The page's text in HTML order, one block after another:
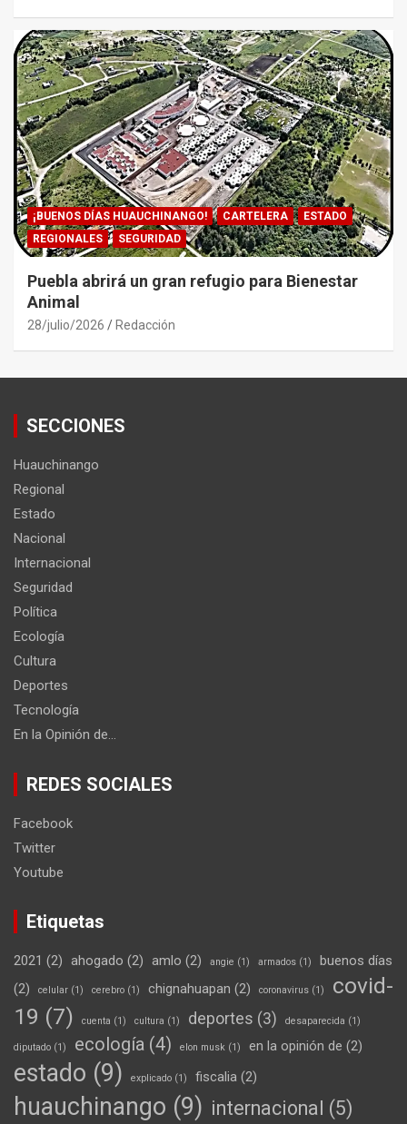
¡BUENOS DÍAS HUAUCHINANGO! CARTELERA
ESTADO
REGIONALES
SEGURIDAD
Puebla abrirá un gran refugio para Bienestar
Animal
28/julio/2026 Redacción
SECCIONES
Huauchinango
Regional
Estado
Nacional
Internacional
Seguridad
Política
Ecología
Cultura
Deportes
Tecnología
En la Opinión de…
REDES SOCIALES
Facebook
Twitter
Youtube
Etiquetas
2021 (2) ahogado (2) amlo (2) angie (1) armados (1)
buenos días
(2)
celular (1) cerebro (1) chignahuapan (2) coronavirus (1)
covid-
19 (7) cuenta (1) cultura (1) deportes (3) desaparecida (1)
diputado (1) ecología (4) elon musk (1) en la opinión de (2)
estado (9) explicado (1) fiscalia (2)
huauchinango (9) internacional (5)